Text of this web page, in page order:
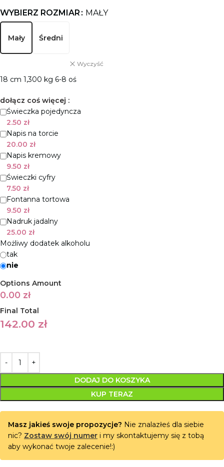
WYBIERZ ROZMIAR MAŁY
Mały Średni
Wyczyść
18 сm 1,300 kg 6-8 oś
dołącz coś więcej :
Świeczka pojedyncza
2.50 zł
Napis na torcie
20.00 zł
Napis kremowy
9.50 zł
Świeczki cyfry
7.50 zł
Fontanna tortowa
9.50 zł
Nadruk jadalny
25.00 zł
Możliwy dodatek alkoholu
tak
nie
Options Amount
0.00 zł
Final Total
142.00 zł
DODAJ DO KOSZYKA
KUP TERAZ
Masz jakieś swoje propozycje? Nie znalazłeś dla siebie
nic? Zostaw swój numer i my skontaktujemy się z tobą
aby wykonać twoje zalecenie!:)